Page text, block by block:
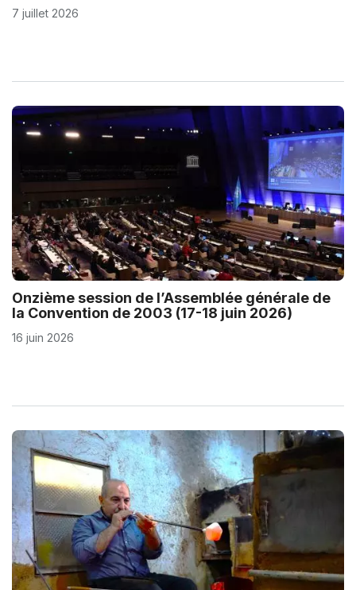
7 juillet 2026
Onzième session de l’Assemblée générale de
la Convention de 2003 (17-18 juin 2026)
16 juin 2026